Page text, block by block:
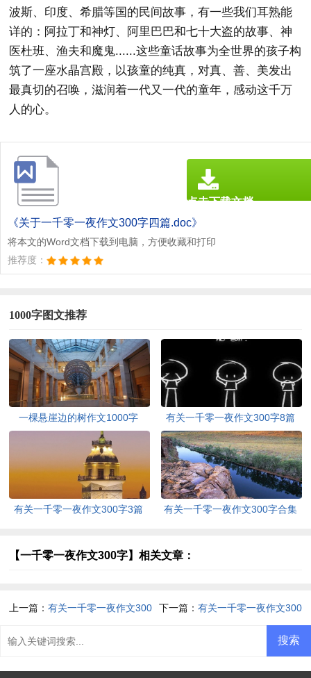
波斯、印度、希腊等国的民间故事，有一些我们耳熟能
详的：阿拉丁和神灯、阿里巴巴和七十大盗的故事、神
医杜班、渔夫和魔鬼......这些童话故事为全世界的孩子构
筑了一座水晶宫殿，以孩童的纯真，对真、善、美发出
最真切的召唤，滋润着一代又一代的童年，感动这千万
人的心。
《关于一千零一夜作文300字四篇.doc》
将本文的Word文档下载到电脑，方便收藏和打印
推荐度：
点击下载文档
文档为doc格式
1000字图文推荐
一棵悬崖边的树作文1000字 有关一千零一夜作文300字8篇
有关一千零一夜作文300字3篇
有关一千零一夜作文300字合集
【一千零一夜作文300字】相关文章：
上一篇：有关一千零一夜作文300
下一篇： 有关一千零一夜作文300